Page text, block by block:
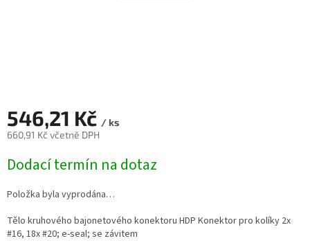
546,21 Kč / ks
660,91 Kč včetně DPH
cena:
Dodací termín na dotaz
Položka byla vyprodána…
Tělo kruhového bajonetového konektoru HDP Konektor pro kolíky 2x
#16, 18x #20; e-seal; se závitem